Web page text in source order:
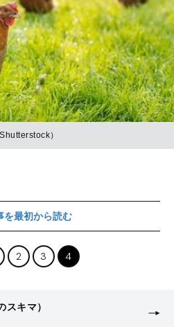
）
を最初から読む
2 3 4
スキマ）